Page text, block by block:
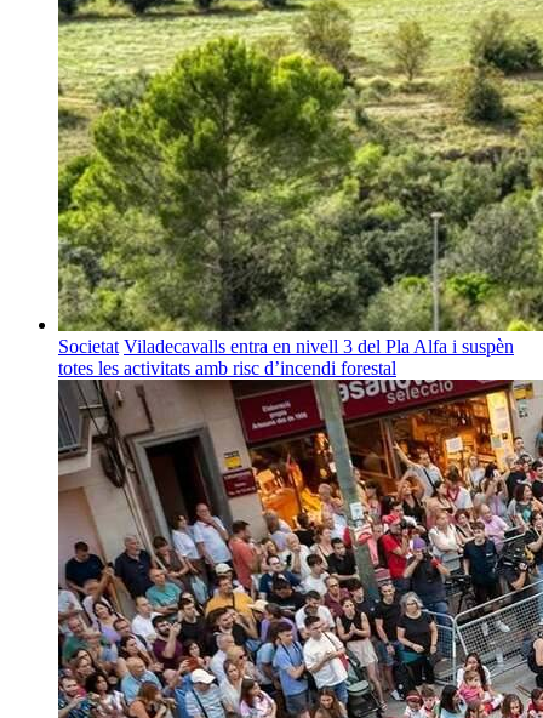
Societat Viladecavalls entra en nivell 3 del Pla Alfa i suspèn
totes les activitats amb risc d’incendi forestal